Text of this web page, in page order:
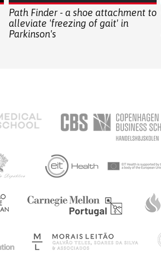
Path Finder - a shoe attachment to
alleviate 'freezing of gait' in
Parkinson's